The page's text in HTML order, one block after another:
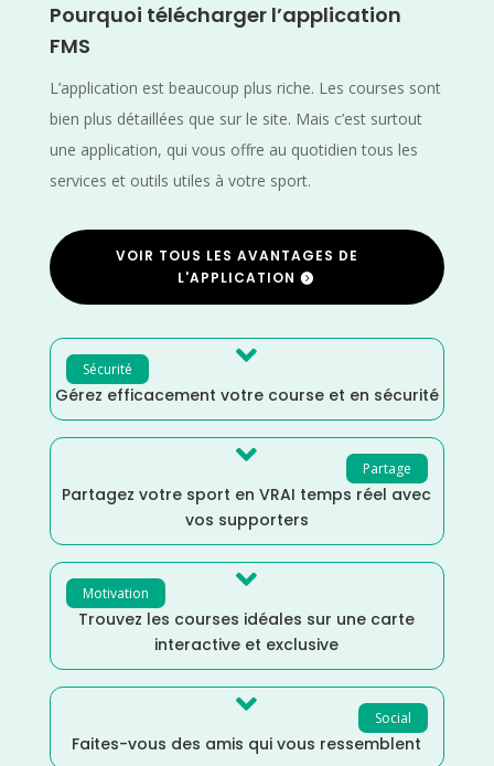
Pourquoi télécharger l’application
FMS
L’application est beaucoup plus riche. Les courses sont
bien plus détaillées que sur le site. Mais c’est surtout
une application, qui vous offre au quotidien tous les
services et outils utiles à votre sport.
VOIR TOUS LES AVANTAGES DE
L'APPLICATION
Sécurité 
Gérez efficacement votre course et en sécurité
Partage

Partagez votre sport en VRAI temps réel avec
vos supporters
Motivation 
Trouvez les courses idéales sur une carte
interactive et exclusive
Social

Faites-vous des amis qui vous ressemblent